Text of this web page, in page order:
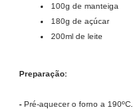
100g de manteiga
180g de açúcar
200ml de leite
Preparação:
- Pré-aquecer o forno a 190ºC.